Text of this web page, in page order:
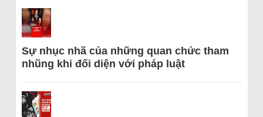
Sự nhục nhã của những quan chức tham
nhũng khi đối diện với pháp luật